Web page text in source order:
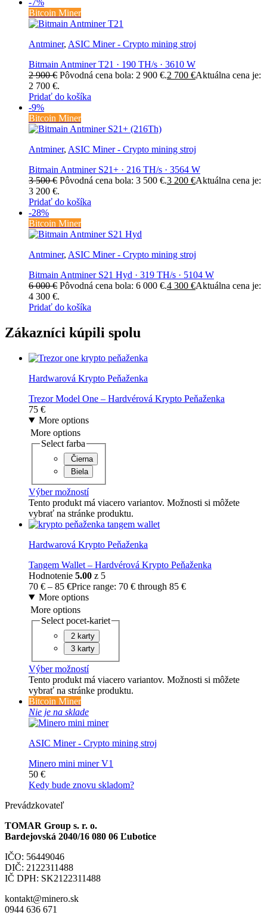
-7%
Bitcoin Miner
Antminer, ASIC Miner - Crypto mining stroj
Bitmain Antminer T21 · 190 TH/s · 3610 W
2 900€ Pôvodná cena bola: 2 900 €.2 700 €Aktuálna cena je:
2 700 €.
Pridať do košíka
-9%
Bitcoin Miner
Antminer, ASIC Miner - Crypto mining stroj
Bitmain Antminer S21+ · 216 TH/s · 3564 W
3 500€ Pôvodná cena bola: 3 500 €.3 200 €Aktuálna cena je:
3 200 €.
Pridať do košíka
-28%
Bitcoin Miner
Antminer, ASIC Miner - Crypto mining stroj
Bitmain Antminer S21 Hyd · 319 TH/s · 5104 W
6 000€ Pôvodná cena bola: 6 000 €.4 300 €Aktuálna cena je:
4 300 €.
Pridať do košíka
Zákazníci kúpili spolu
Hardwarová Krypto Peňaženka
Trezor Model One – Hardvérová Krypto Peňaženka
75 €
More options
More options
Select farba
Čierna
Biela
Výber možností
Tento produkt má viacero variantov. Možnosti si môžete
vybrať na stránke produktu.
Hardwarová Krypto Peňaženka
Tangem Wallet – Hardvérová Krypto Peňaženka
Hodnotenie 5.00 z 5
70 € – 85 €Price range: 70 € through 85 €
More options
More options
Select pocet-kariet
2 karty
3 karty
Výber možností
Tento produkt má viacero variantov. Možnosti si môžete
vybrať na stránke produktu.
Bitcoin Miner
Nie je na sklade
ASIC Miner - Crypto mining stroj
Minero mini miner V1
50 €
Kedy bude znovu skladom?
Prevádzkovateľ
TOMAR Group s. r. o.
Bardejovská 2040/16 080 06 Ľubotice
IČO: 56449046
DIČ: 2122311488
IČ DPH: SK2122311488
kontakt@minero.sk
0944 636 671